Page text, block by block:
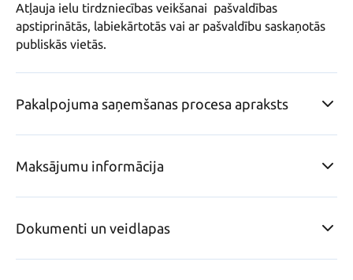
Atļauja ielu tirdzniecības veikšanai  pašvaldības
apstiprinātās, labiekārtotās vai ar pašvaldību saskaņotās
publiskās vietās.
Pakalpojuma saņemšanas procesa apraksts
Maksājumu informācija
Dokumenti un veidlapas